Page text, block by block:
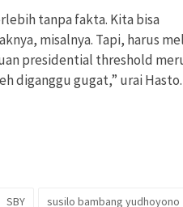
tanpa fakta. Kita bisa
misalnya. Tapi, harus
presidential threshold
diganggu gugat,” urai Hasto.
SBY susilo bambang yudhoyono